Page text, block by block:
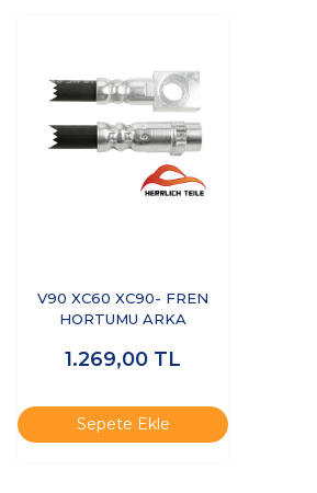
V90 XC60 XC90- FREN
HORTUMU ARKA
1.269,00 TL
Sepete Ekle